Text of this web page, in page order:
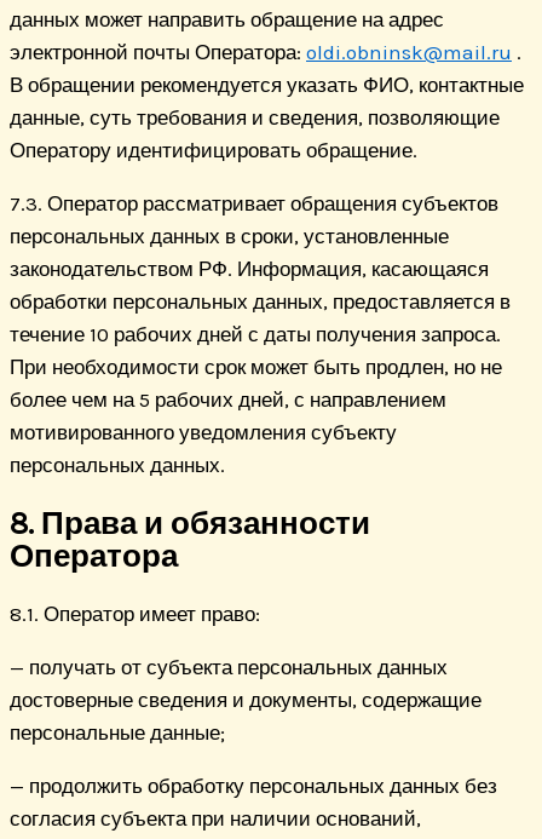
данных может направить обращение на адрес
электронной почты Оператора: oldi.obninsk@mail.ru .
В обращении рекомендуется указать ФИО, контактные
данные, суть требования и сведения, позволяющие
Оператору идентифицировать обращение.
7.3. Оператор рассматривает обращения субъектов
персональных данных в сроки, установленные
законодательством РФ. Информация, касающаяся
обработки персональных данных, предоставляется в
течение 10 рабочих дней с даты получения запроса.
При необходимости срок может быть продлен, но не
более чем на 5 рабочих дней, с направлением
мотивированного уведомления субъекту
персональных данных.
8. Права и обязанности
Оператора
8.1. Оператор имеет право:
— получать от субъекта персональных данных
достоверные сведения и документы, содержащие
персональные данные;
— продолжить обработку персональных данных без
согласия субъекта при наличии оснований,